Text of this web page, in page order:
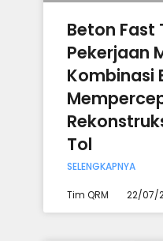
Beton Fast
Pekerjaan
Kombinasi
Tol
SELENGKAPNYA
Tim QRM 22/07/